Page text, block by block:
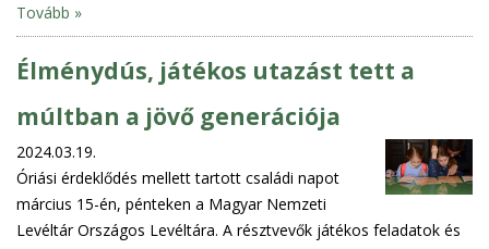
Tovább »
Élménydús, játékos utazást tett a
múltban a jövő generációja
2024.03.19.
Óriási érdeklődés mellett tartott családi napot
március 15-én, pénteken a Magyar Nemzeti
Levéltár Országos Levéltára. A résztvevők játékos feladatok és